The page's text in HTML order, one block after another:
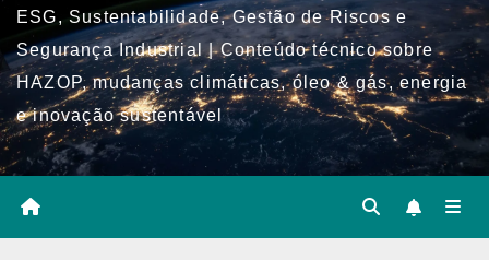
ESG, Sustentabilidade, Gestão de Riscos e
Segurança Industrial | Conteúdo técnico sobre
HAZOP, mudanças climáticas, óleo & gás, energia
e inovação sustentável